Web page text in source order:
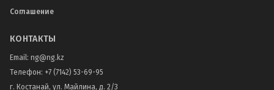
Соглашение
КОНТАКТЫ
Email: ng@ng.kz
Телефон: +7 (7142) 53-69-95
г. Костанай, ул. Майлина, д. 2/3